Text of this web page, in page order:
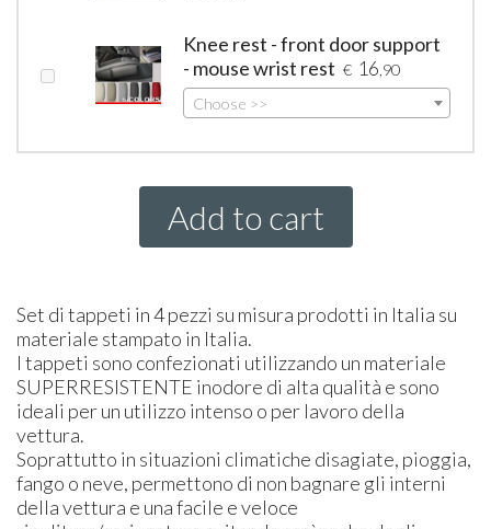
Knee rest - front door support
- mouse wrist rest € 16 ,90
Choose >>
Add to cart
Set di tappeti in 4 pezzi su misura prodotti in Italia su
materiale stampato in Italia.
I tappeti sono confezionati utilizzando un materiale
SUPERRESISTENTE inodore di alta qualità e sono
ideali per un utilizzo intenso o per lavoro della
vettura.
Soprattutto in situazioni climatiche disagiate, pioggia,
fango o neve, permettono di non bagnare gli interni
della vettura e una facile e veloce